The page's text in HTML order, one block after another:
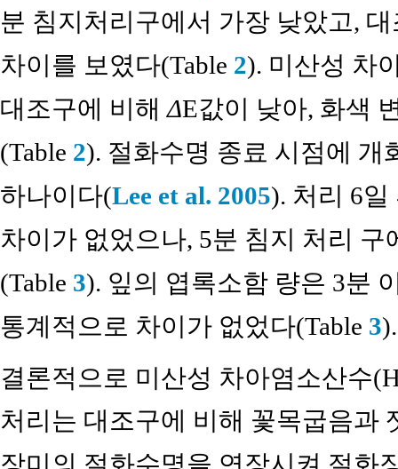
분 침지처리구에서 가장 낮았고,
차이를 보였다(Table 2). 미산성 차
대조구에 비해ΔE값이 낮아, 화색
(Table 2). 절화수명 종료 시점에 개
하나이다(Lee et al. 2005). 처리 6
차이가 없었으나, 5분 침지 처리
(Table 3). 잎의 엽록소함 량은 3분
통계적으로 차이가 없었다(Table 3).
결론적으로 미산성 차아염소산수
처리는 대조구에 비해 꽃목굽음과